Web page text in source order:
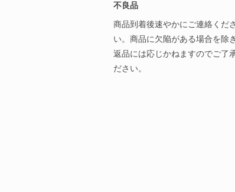
不良品
商品到着後速やかにご連絡くださ
い。商品に欠陥がある場合を除き
返品には応じかねますのでご了
ださい。